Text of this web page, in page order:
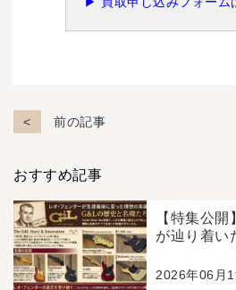
前の記事
おすすめ記事
【特集公
が辿り着い
2026年06月